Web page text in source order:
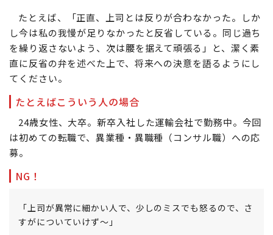
たとえば、「正直、上司とは反りが合わなかった。しか
し今は私の我慢が足りなかったと反省している。同じ過ち
を繰り返さないよう、次は腰を据えて頑張る」と、潔く素
直に反省の弁を述べた上で、将来への決意を語るようにし
てください。
たとえばこういう人の場合
24歳女性、大卒。新卒入社した運輸会社で勤務中。今回
は初めての転職で、異業種・異職種（コンサル職）への応
募。
NG！
「上司が異常に細かい人で、少しのミスでも怒るので、さ
すがについていけず～」